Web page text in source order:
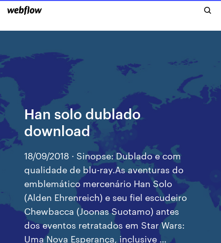
Han solo dublado
download
18/09/2018 · Sinopse: Dublado e com
qualidade de blu-ray.As aventuras do
emblemático mercenário Han Solo
(Alden Ehrenreich) e seu fiel escudeiro
Chewbacca (Joonas Suotamo) antes
dos eventos retratados em Star Wars:
Uma Nova Esperança, inclusive …